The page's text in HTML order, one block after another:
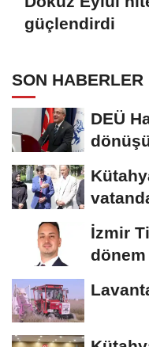
güçlendirdi
SON HABERLER
DEÜ
İzmir
dönem